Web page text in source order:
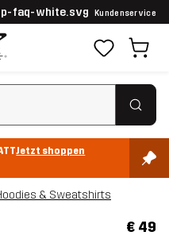
Kundenservice
Jetzt shoppen
& Sweatshirts
€ 49